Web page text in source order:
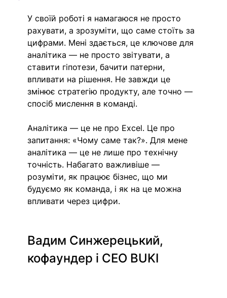
У своїй роботі я намагаюся не просто
рахувати, а зрозуміти, що саме стоїть за
цифрами. Мені здається, це ключове для
аналітика — не просто звітувати, а
ставити гіпотези, бачити патерни,
впливати на рішення. Не завжди це
змінює стратегію продукту, але точно —
спосіб мислення в команді.
Аналітика — це не про Excel. Це про
запитання: «Чому саме так?». Для мене
аналітика — це не лише про технічну
точність. Набагато важливіше —
розуміти, як працює бізнес, що ми
будуємо як команда, і як на це можна
впливати через цифри.
Вадим Синжерецький,
кофаундер і СЕО BUKI